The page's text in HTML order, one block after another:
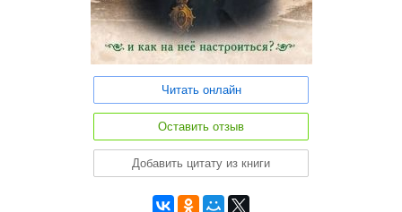
Читать онлайн
Оставить отзыв
Добавить цитату из книги